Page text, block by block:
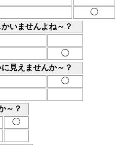
◯
いませんよね～？
◯
見えませんか～？
◯
～？
◯